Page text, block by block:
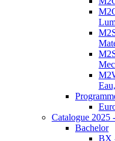
Catalogue 2025
Bachelor
BX